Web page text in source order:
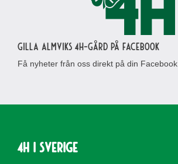
Gilla Almviks 4H-gård på Facebook
Få nyheter från oss direkt på din Facebook.
4H i Sverige